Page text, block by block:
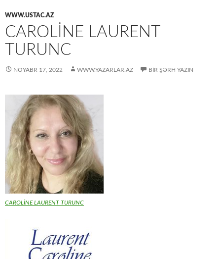
WWW.USTAC.AZ
CAROLİNE LAURENT
TURUNC
NOYABR 17, 2022 WWW.YAZARLAR.AZ BIR ŞƏRH YAZIN
CAROLİNE LAURENT TURUNC